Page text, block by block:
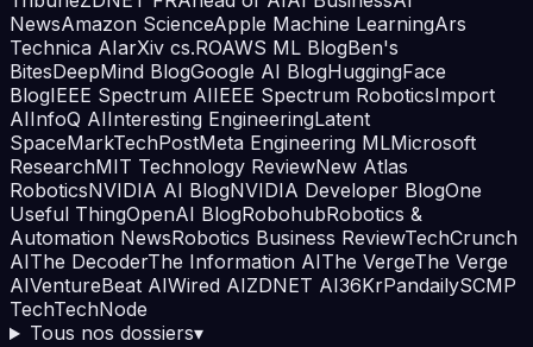
NewsAmazon ScienceApple Machine LearningArs
Technica AIarXiv cs.ROAWS ML BlogBen's
BitesDeepMind BlogGoogle AI BlogHuggingFace
BlogIEEE Spectrum AIIEEE Spectrum RoboticsImport
AIInfoQ AIInteresting EngineeringLatent
SpaceMarkTechPostMeta Engineering MLMicrosoft
ResearchMIT Technology ReviewNew Atlas
RoboticsNVIDIA AI BlogNVIDIA Developer BlogOne
Useful ThingOpenAI BlogRobohubRobotics &
Automation NewsRobotics Business ReviewTechCrunch
AIThe DecoderThe Information AIThe VergeThe Verge
AIVentureBeat AIWired AIZDNET AI36KrPandailySCMP
TechTechNode
Tous nos dossiers▾